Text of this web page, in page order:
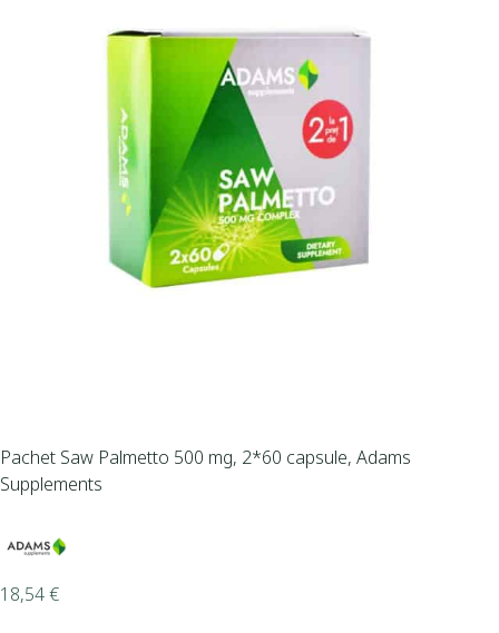
Pachet Saw Palmetto 500 mg, 2*60 capsule, Adams
Supplements
18,54€